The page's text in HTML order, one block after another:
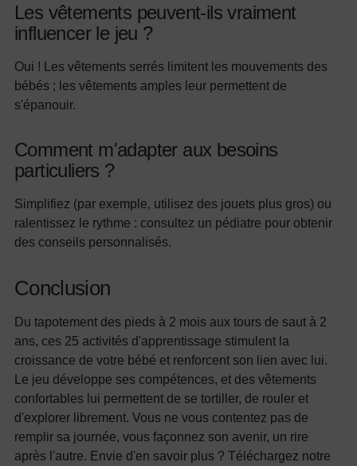
Les vêtements peuvent-ils vraiment
influencer le jeu ?
Oui ! Les vêtements serrés limitent les mouvements des
bébés ; les vêtements amples leur permettent de
s'épanouir.
Comment m'adapter aux besoins
particuliers ?
Simplifiez (par exemple, utilisez des jouets plus gros) ou
ralentissez le rythme : consultez un pédiatre pour obtenir
des conseils personnalisés.
Conclusion
Du tapotement des pieds à 2 mois aux tours de saut à 2
ans, ces 25 activités d'apprentissage stimulent la
croissance de votre bébé et renforcent son lien avec lui.
Le jeu développe ses compétences, et des vêtements
confortables lui permettent de se tortiller, de rouler et
d'explorer librement. Vous ne vous contentez pas de
remplir sa journée, vous façonnez son avenir, un rire
après l'autre. Envie d'en savoir plus ? Téléchargez notre